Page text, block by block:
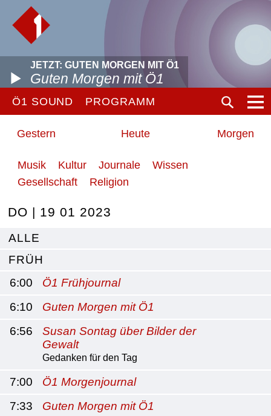
JETZT: GUTEN MORGEN MIT Ö1
Guten Morgen mit Ö1
Ö1 SOUND PROGRAMM
Gestern Heute Morgen
Musik Kultur Journale
Wissen
Gesellschaft
Religion
DO | 19 01 2023
ALLE
FRÜH
6:00
Ö1 Frühjournal
6:10
Guten Morgen mit Ö1
6:56
Susan Sontag über Bilder der
Gewalt
Gedanken für den Tag
7:00
Ö1 Morgenjournal
7:33
Guten Morgen mit Ö1